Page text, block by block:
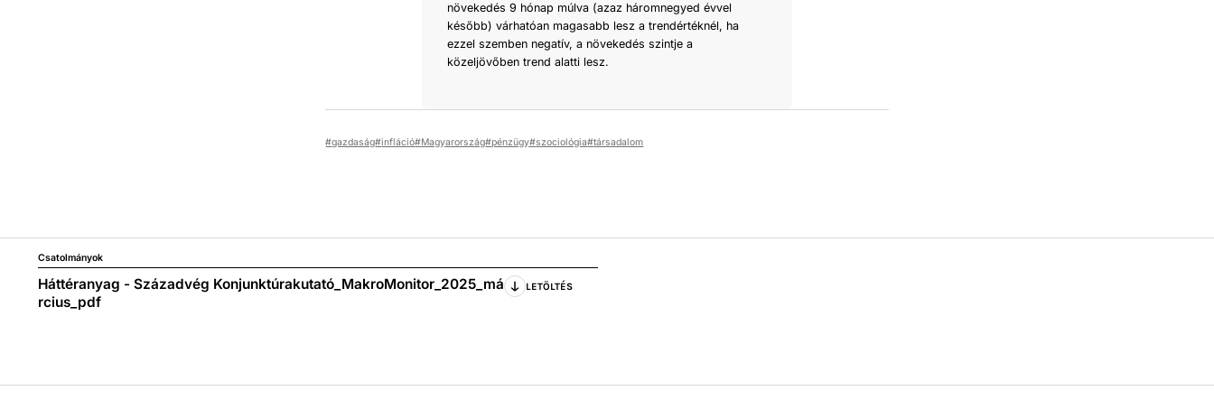
növekedés 9 hónap múlva (azaz háromnegyed évvel
később) várhatóan magasabb lesz a trendértéknél, ha
ezzel szemben negatív, a növekedés szintje a
közeljövőben trend alatti lesz.
gazdaság infláció Magyarország pénzügy szociológia társadalom
Csatolmányok
Háttéranyag - Századvég Konjunktúrakutató_MakroMonitor_2025_má
rcius_pdf
LETÖLTÉS